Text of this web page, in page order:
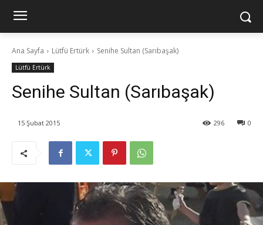
Ana Sayfa Lütfü Ertürk Senihe Sultan (Sarıbaşak)
Lütfü Ertürk
Senihe Sultan (Sarıbaşak)
15 Şubat 2015 0
296